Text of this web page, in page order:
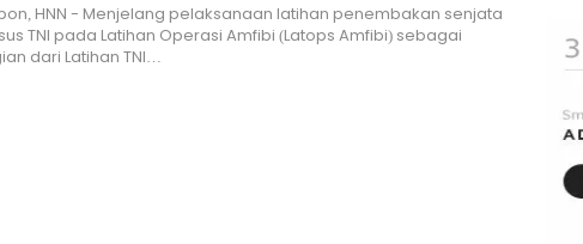
HNN - Menjelang pelaksanaan latihan penembakan senjata
TNI pada Latihan Operasi Amfibi (Latops Amfibi) sebagai
dari Latihan TNI…